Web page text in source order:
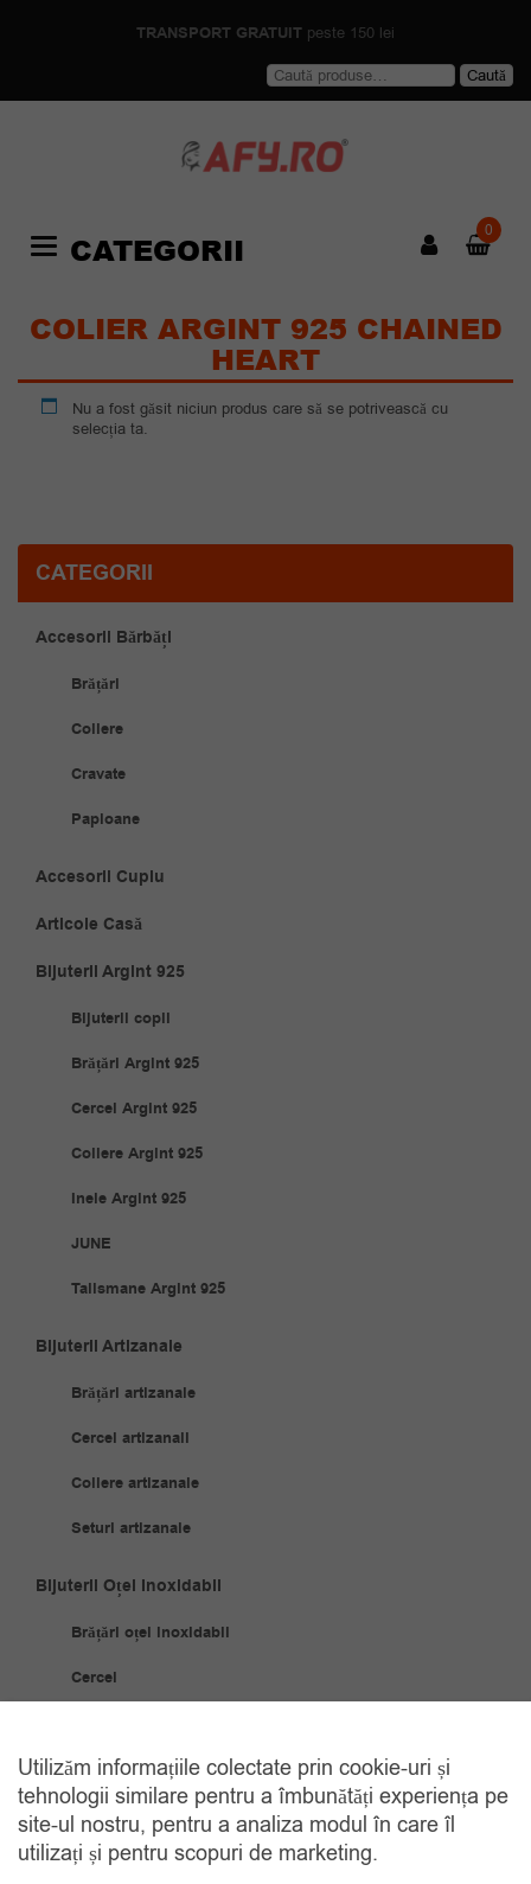
TRANSPORT GRATUIT peste 150 lei
Caută
Caută
Categories
CATEGORII 0
COLIER ARGINT 925 CHAINED
HEART
Nu a fost găsit niciun produs care să se potrivească cu
selecția ta.
CATEGORII
Accesorii Bărbăți
Brățări
Coliere
Cravate
Papioane
Accesorii Cuplu
Articole Casă
Bijuterii Argint 925
Bijuterii copii
Brățări Argint 925
Cercei Argint 925
Coliere Argint 925
Inele Argint 925
JUNE
Talismane Argint 925
Bijuterii Artizanale
Brățări artizanale
Cercei artizanali
Coliere artizanale
Seturi artizanale
Bijuterii Oțel Inoxidabil
Brățări oțel inoxidabil
Cercei
Bijuterii Placate Aur
Brățări placate cu aur
Cercei placați cu aur
Utilizăm informațiile colectate prin cookie-uri și
tehnologii similare pentru a îmbunătăți experiența pe
site-ul nostru, pentru a analiza modul în care îl
utilizați și pentru scopuri de marketing.